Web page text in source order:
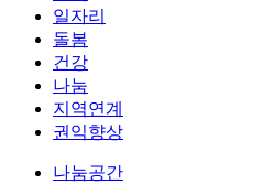
일자리
돌봄
건강
나눔
지역연계
권익향상
나눔공간